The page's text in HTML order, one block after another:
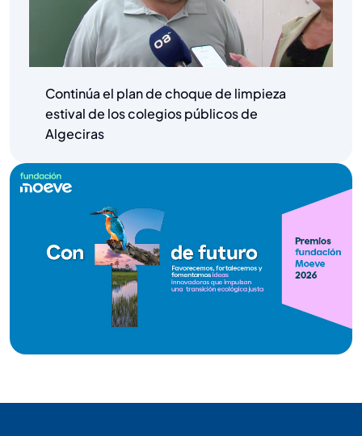
Continúa el plan de choque de limpieza
estival de los colegios públicos de
Algeciras